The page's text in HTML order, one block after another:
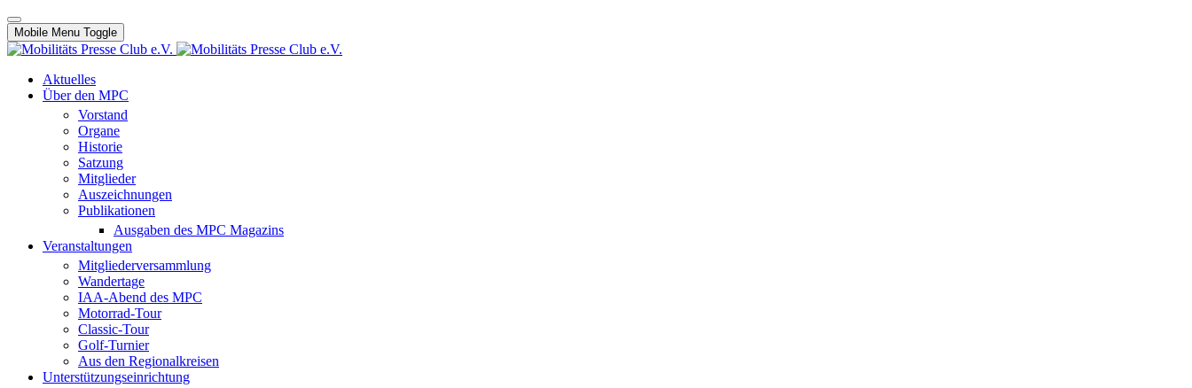
Mobile Menu Toggle
Aktuelles
Über den MPC
Vorstand
Organe
Historie
Satzung
Mitglieder
Auszeichnungen
Publikationen
Ausgaben des MPC Magazins
Veranstaltungen
Mitgliederversammlung
Wandertage
IAA-Abend des MPC
Motorrad-Tour
Classic-Tour
Golf-Turnier
Aus den Regionalkreisen
Unterstützungseinrichtung